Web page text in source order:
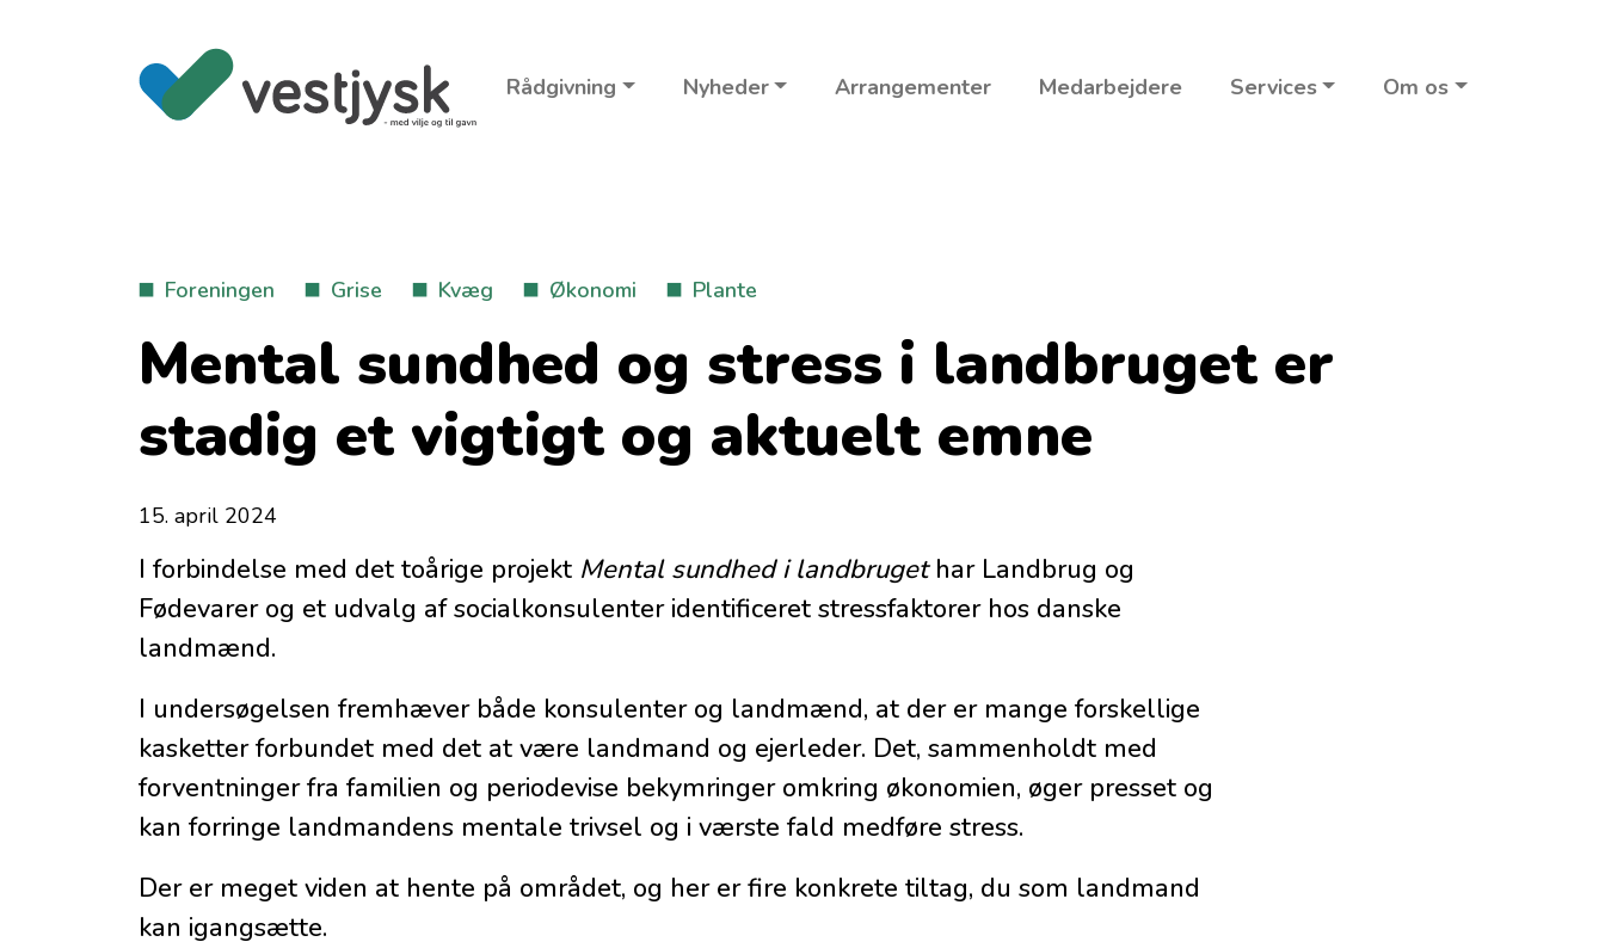
Rådgivning Nyheder Arrangementer Medarbejdere Services Om os
Foreningen Grise Kvæg Økonomi Plante
Mental sundhed og stress i landbruget er
stadig et vigtigt og aktuelt emne
15. april 2024
I forbindelse med det toårige projekt Mental sundhed i landbrugethar Landbrug og
Fødevarer og et udvalg af socialkonsulenter identificeret stressfaktorer hos danske
landmænd.
I undersøgelsen fremhæver både konsulenter og landmænd, at der er mange forskellige
kasketter forbundet med det at være landmand og ejerleder. Det, sammenholdt med
forventninger fra familien og periodevise bekymringer omkring økonomien, øger presset og
kan forringe landmandens mentale trivsel og i værste fald medføre stress.
Der er meget viden at hente på området, og her er fire konkrete tiltag, du som landmand
kan igangsætte.